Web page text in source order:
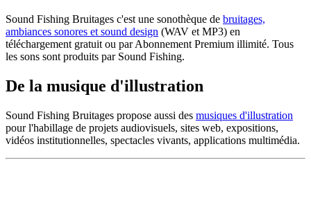
Sound Fishing Bruitages c'est une sonothèque de bruitages,
ambiances sonores et sound design (WAV et MP3) en
téléchargement gratuit ou par Abonnement Premium illimité. Tous
les sons sont produits par Sound Fishing.
De la musique d'illustration
Sound Fishing Bruitages propose aussi des musiques d'illustration
pour l'habillage de projets audiovisuels, sites web, expositions,
vidéos institutionnelles, spectacles vivants, applications multimédia.